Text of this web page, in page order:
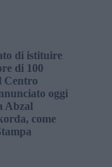
di istituire
di 100
Centro
oggi
Abzal
come